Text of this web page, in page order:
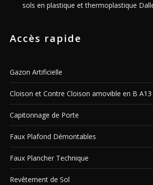
sols en plastique et thermoplastique
Accès rapide
Gazon Artificielle
Cloison et Contre Cloison amovible en B A13
Capitonnage de Porte
Faux Plafond Démontables
Faux Plancher Technique
Revêtement de Sol